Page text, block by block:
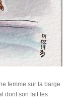
femme sur la barge.
dont son fait les